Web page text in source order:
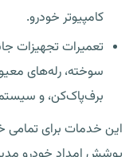
کامپیوتر خودرو.
تعمیرات تجهیزات
سوخته، رله‌های
برف‌پاک‌کن، و
این خدمات برای تمامی